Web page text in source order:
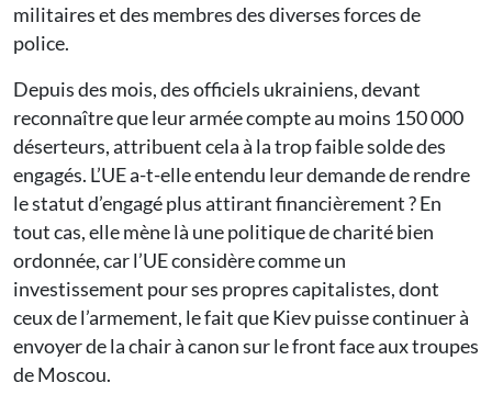
militaires et des membres des diverses forces de
police.
Depuis des mois, des officiels ukrainiens, devant
reconnaître que leur armée compte au moins 150 000
déserteurs, attribuent cela à la trop faible solde des
engagés. L’UE a-t-elle entendu leur demande de rendre
le statut d’engagé plus attirant financièrement ? En
tout cas, elle mène là une politique de charité bien
ordonnée, car l’UE considère comme un
investissement pour ses propres capitalistes, dont
ceux de l’armement, le fait que Kiev puisse continuer à
envoyer de la chair à canon sur le front face aux troupes
de Moscou.